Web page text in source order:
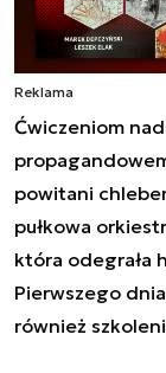
Reklama
Ćwiczeniom
powitani
pułkowa
która odegrała
Pierwszego
również